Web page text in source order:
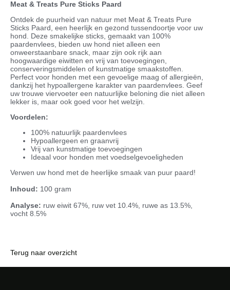
Meat & Treats Pure Sticks Paard
Ontdek de puurheid van natuur met Meat & Treats Pure
Sticks Paard, een heerlijk en gezond tussendoortje voor uw
hond. Deze smakelijke sticks, gemaakt van 100%
paardenvlees, bieden uw hond niet alleen een
onweerstaanbare snack, maar zijn ook rijk aan
hoogwaardige eiwitten en vrij van toevoegingen,
conserveringsmiddelen of kunstmatige smaakstoffen.
Perfect voor honden met een gevoelige maag of allergieën,
dankzij het hypoallergene karakter van paardenvlees. Geef
uw trouwe viervoeter een natuurlijke beloning die niet alleen
lekker is, maar ook goed voor het welzijn.
Voordelen:
100% natuurlijk paardenvlees
Hypoallergeen en graanvrij
Vrij van kunstmatige toevoegingen
Ideaal voor honden met voedselgevoeligheden
Verwen uw hond met de heerlijke smaak van puur paard!
Inhoud: 100 gram
Analyse: ruw eiwit 67%, ruw vet 10.4%, ruwe as 13.5%,
vocht 8.5%
Terug naar overzicht